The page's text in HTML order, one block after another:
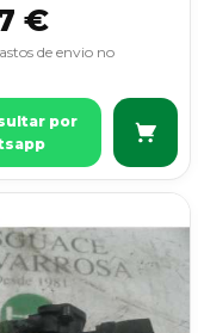
€
de envio no
por